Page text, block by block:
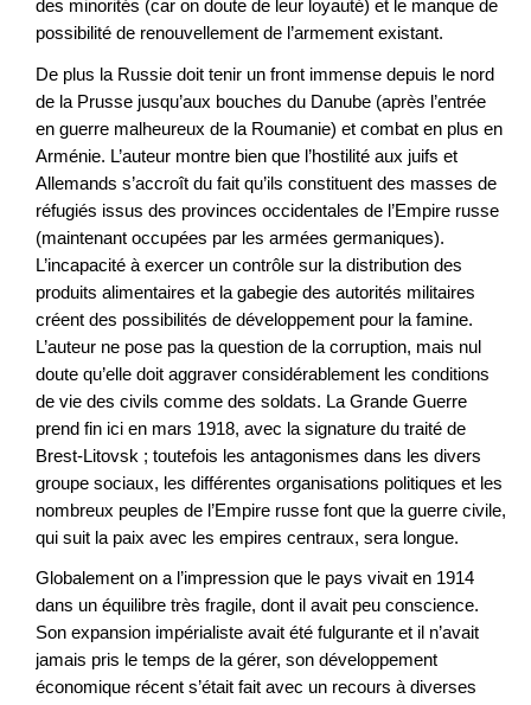
des minorités (car on doute de leur loyauté) et le manque de
possibilité de renouvellement de l’armement existant.
De plus la Russie doit tenir un front immense depuis le nord
de la Prusse jusqu’aux bouches du Danube (après l’entrée
en guerre malheureux de la Roumanie) et combat en plus en
Arménie. L’auteur montre bien que l’hostilité aux juifs et
Allemands s’accroît du fait qu’ils constituent des masses de
réfugiés issus des provinces occidentales de l’Empire russe
(maintenant occupées par les armées germaniques).
L’incapacité à exercer un contrôle sur la distribution des
produits alimentaires et la gabegie des autorités militaires
créent des possibilités de développement pour la famine.
L’auteur ne pose pas la question de la corruption, mais nul
doute qu’elle doit aggraver considérablement les conditions
de vie des civils comme des soldats. La Grande Guerre
prend fin ici en mars 1918, avec la signature du traité de
Brest-Litovsk ; toutefois les antagonismes dans les divers
groupe sociaux, les différentes organisations politiques et les
nombreux peuples de l’Empire russe font que la guerre civile,
qui suit la paix avec les empires centraux, sera longue.
Globalement on a l’impression que le pays vivait en 1914
dans un équilibre très fragile, dont il avait peu conscience.
Son expansion impérialiste avait été fulgurante et il n’avait
jamais pris le temps de la gérer, son développement
économique récent s’était fait avec un recours à diverses